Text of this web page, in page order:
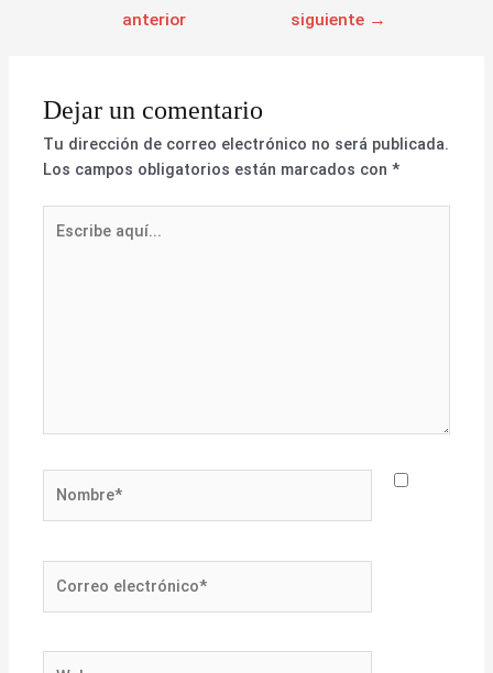
anterior
siguiente →
Dejar un comentario
Tu dirección de correo electrónico no será publicada.
Los campos obligatorios están marcados con*
aquí...
electrónico*